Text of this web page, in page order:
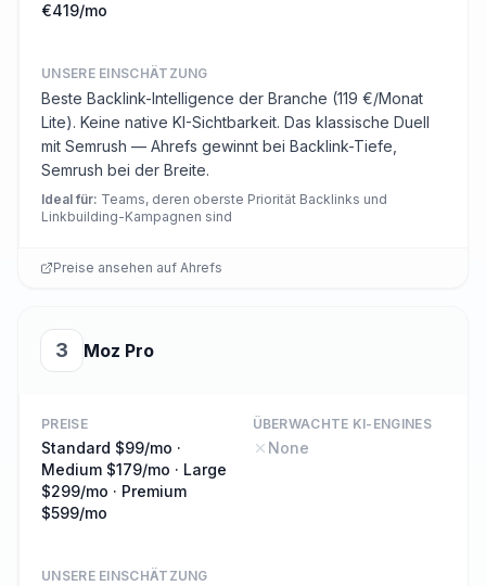
€419/mo
UNSERE EINSCHÄTZUNG
Beste Backlink-Intelligence der Branche (119 €/Monat
Lite). Keine native KI-Sichtbarkeit. Das klassische Duell
mit Semrush — Ahrefs gewinnt bei Backlink-Tiefe,
Semrush bei der Breite.
Ideal für: Teams, deren oberste Priorität Backlinks und
Linkbuilding-Kampagnen sind
Preise ansehen auf Ahrefs
3 Moz Pro
PREISE
Standard $99/mo ·
Medium $179/mo · Large
$299/mo · Premium
$599/mo
ÜBERWACHTE KI-ENGINES
None
UNSERE EINSCHÄTZUNG